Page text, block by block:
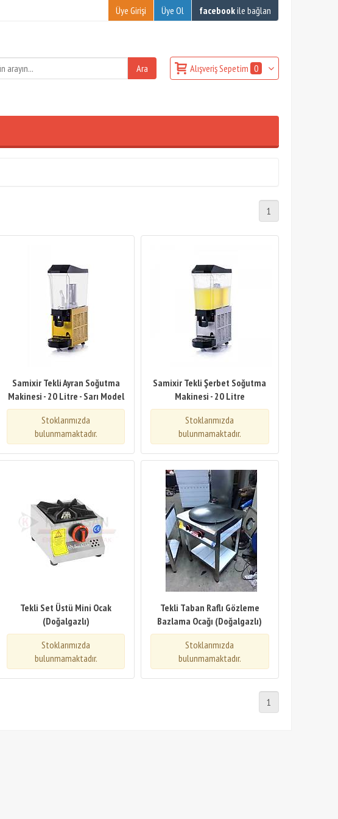
Üye Girişi Üye Ol facebookile bağlan
Alışveriş Sepetim 0
1
Samixir Tekli Ayran Soğutma
Makinesi - 20 Litre - Sarı Model
Stoklarımızda
bulunmamaktadır.
Samixir Tekli Şerbet Soğutma
Makinesi - 20 Litre
Stoklarımızda
bulunmamaktadır.
Tekli Set Üstü Mini Ocak
(Doğalgazlı)
Stoklarımızda
bulunmamaktadır.
Tekli Taban Raflı Gözleme
Bazlama Ocağı (Doğalgazlı)
Stoklarımızda
bulunmamaktadır.
1